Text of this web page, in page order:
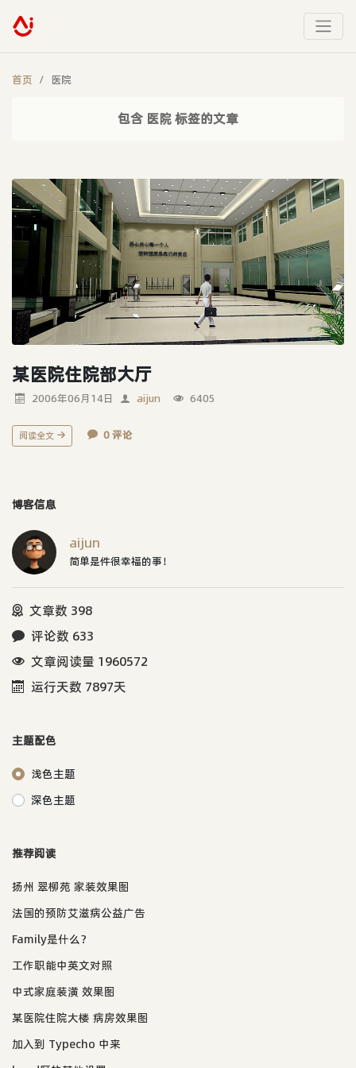
首页 医院
包含 医院 标签的文章
某医院住院部大厅
2006年06月14日 aijun 6405
阅读全文 0 评论
博客信息
aijun
简单是件很幸福的事！
文章数 398
评论数 633
文章阅读量 1960572
运行天数 7897天
主题配色
浅色主题
深色主题
推荐阅读
扬州 翠柳苑 家装效果图
法国的预防艾滋病公益广告
Family是什么？
工作职能中英文对照
中式家庭装潢 效果图
某医院住院大楼 病房效果图
加入到 Typecho 中来